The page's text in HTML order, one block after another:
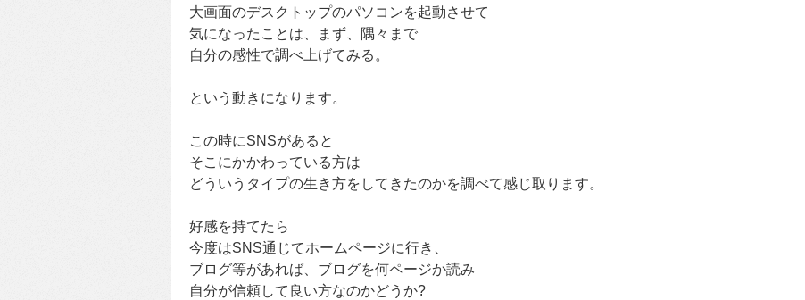
大画面のデスクトップのパソコンを起動させて
気になったことは、まず、隅々まで
自分の感性で調べ上げてみる。
という動きになります。
この時にSNSがあると
そこにかかわっている方は
どういうタイプの生き方をしてきたのかを調べて感じ取ります。
好感を持てたら
今度はSNS通じてホームページに行き、
ブログ等があれば、ブログを何ページか読み
自分が信頼して良い方なのかどうか?